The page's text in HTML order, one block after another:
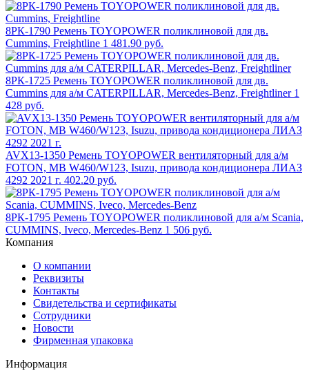
8РК-1790 Ремень TOYOPOWER поликлиновой для дв.
Cummins, Freightline 1 481.90 руб.
8РК-1725 Ремень TOYOPOWER поликлиновой для дв.
Cummins для а/м CATERPILLAR, Mercedes-Benz, Freightliner 1
428 руб.
AVX13-1350 Ремень TOYOPOWER вентиляторный для а/м
FOTON, MB W460/W123, Isuzu, привода кондиционера ЛИАЗ
4292 2021 г. 402.20 руб.
8РК-1795 Ремень TOYOPOWER поликлиновой для а/м Scania,
CUMMINS, Iveco, Mercedes-Benz 1 506 руб.
Компания
О компании
Реквизиты
Контакты
Свидетельства и сертификаты
Сотрудники
Новости
Фирменная упаковка
Информация